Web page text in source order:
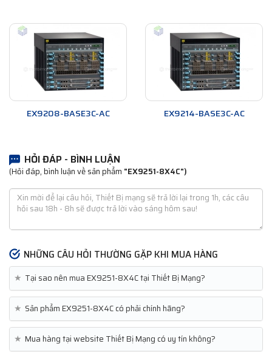
EX9208-BASE3C-AC EX9214-BASE3C-AC
HỎI ĐÁP - BÌNH LUẬN
(Hỏi đáp, bình luận về sản phẩm "EX9251-8X4C")
NHỮNG CÂU HỎI THƯỜNG GẶP KHI MUA HÀNG
★ Tại sao nên mua EX9251-8X4C tại Thiết Bị Mạng?
★ Sản phẩm EX9251-8X4C có phải chính hãng?
★ Mua hàng tại website Thiết Bị Mạng có uy tín không?